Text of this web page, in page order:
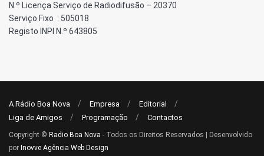
N.º Licença Serviço de Radiodifusão – 20370
Serviço Fixo : 505018
Registo INPI N.º 643805
A Rádio Boa Nova Empresa
Editorial
Liga de Amigos
Programação Contactos
Copyright © Radio Boa Nova - Todos os Direitos Reservados | Desenvolvido
por Inovve Agência Web Design